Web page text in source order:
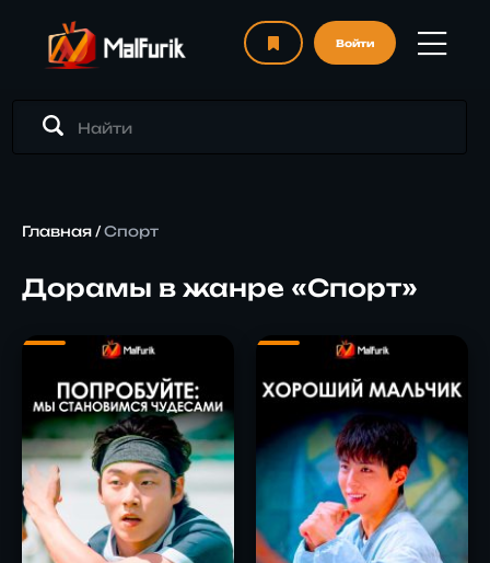
Войти
Главная/Спорт
Дорамы в жанре «Спорт»